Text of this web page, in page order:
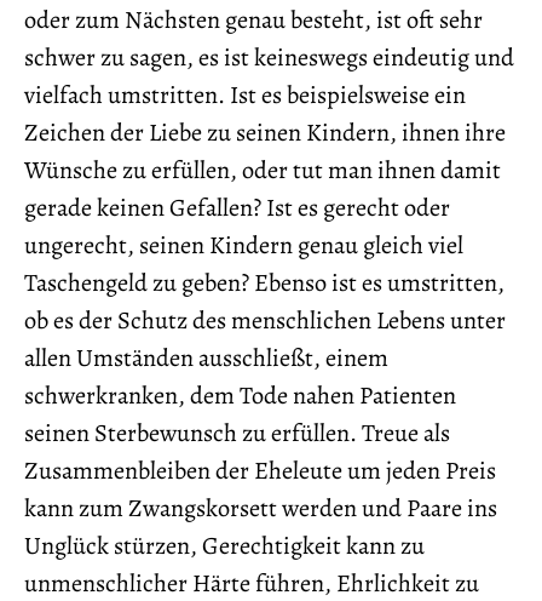
oder zum Nächsten genau besteht, ist oft sehr
schwer zu sagen, es ist keineswegs eindeutig und
vielfach umstritten. Ist es beispielsweise ein
Zeichen der Liebe zu seinen Kindern, ihnen ihre
Wünsche zu erfüllen, oder tut man ihnen damit
gerade keinen Gefallen? Ist es gerecht oder
ungerecht, seinen Kindern genau gleich viel
Taschengeld zu geben? Ebenso ist es umstritten,
ob es der Schutz des menschlichen Lebens unter
allen Umständen ausschließt, einem
schwerkranken, dem Tode nahen Patienten
seinen Sterbewunsch zu erfüllen. Treue als
Zusammenbleiben der Eheleute um jeden Preis
kann zum Zwangskorsett werden und Paare ins
Unglück stürzen, Gerechtigkeit kann zu
unmenschlicher Härte führen, Ehrlichkeit zu